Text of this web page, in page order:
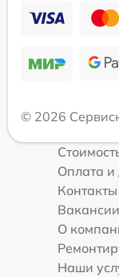
© 2026
Оплата и
Контакты
Вакансии
О
Наши